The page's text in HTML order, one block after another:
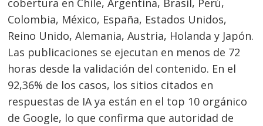
cobertura en Chile, Argentina, Brasil, Perú,
Colombia, México, España, Estados Unidos,
Reino Unido, Alemania, Austria, Holanda y Japón.
Las publicaciones se ejecutan en menos de 72
horas desde la validación del contenido. En el
92,36% de los casos, los sitios citados en
respuestas de IA ya están en el top 10 orgánico
de Google, lo que confirma que autoridad de